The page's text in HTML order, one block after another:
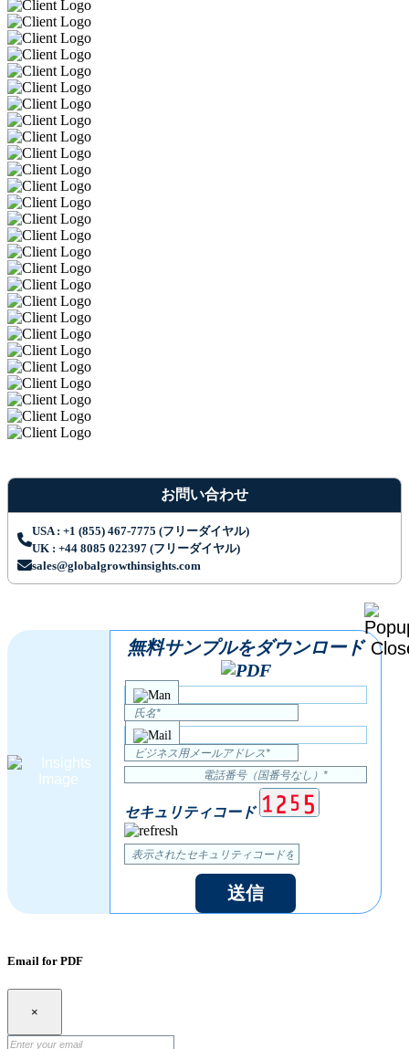
お問い合わせ
USA : +1 (855) 467-7775 (フリーダイヤル)
UK : +44 8085 022397 (フリーダイヤル)
sales@globalgrowthinsights.com
無料サンプルをダウンロード
セキュリティコード
送信
Email for PDF
×